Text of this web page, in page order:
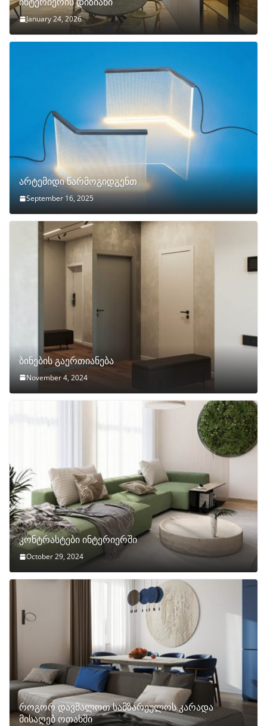
January 24, 2026
არტემიდი წარმოგიდგენთ
September 16, 2025
ბინების გაერთიანება
November 4, 2024
კონტრასტები ინტერიერში
October 29, 2024
როგორ დავმალოთ სამზარეულოს კარადა
მისაღებ ოთახში